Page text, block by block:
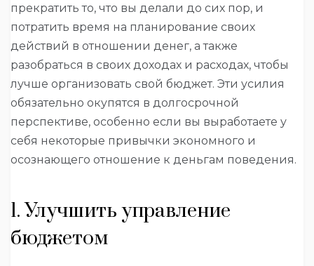
прекратить то, что вы делали до сих пор, и
потратить время на планирование своих
действий в отношении денег, а также
разобраться в своих доходах и расходах, чтобы
лучше организовать свой бюджет. Эти усилия
обязательно окупятся в долгосрочной
перспективе, особенно если вы выработаете у
себя некоторые привычки экономного и
осознающего отношение к деньгам поведения.
1. Улучшить управление
бюджетом